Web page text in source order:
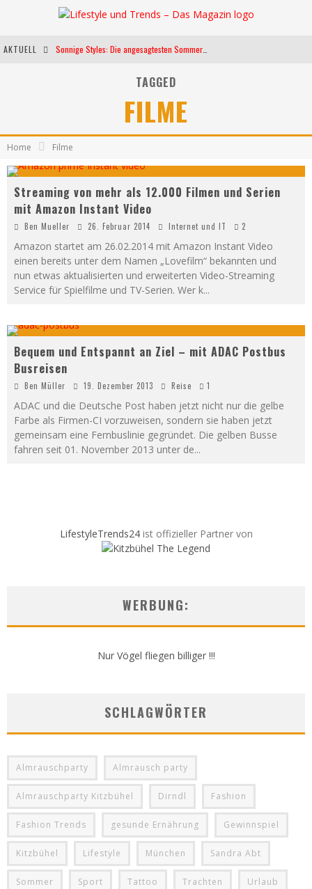
AKTUELL
Weltfrauentag - Eine Feier der Weiblichkeit
Kann unsere Ernährung das biologische Altern verlangsamen?
TAGGED
FILME
Home Filme
Streaming von mehr als 12.000 Filmen und Serien
mit Amazon Instant Video
Ben Mueller 26. Februar 2014 Internet und IT 2
Amazon startet am 26.02.2014 mit Amazon Instant Video
einen bereits unter dem Namen „Lovefilm“ bekannten und
nun etwas aktualisierten und erweiterten Video-Streaming
Service für Spielfilme und TV-Serien. Wer k...
Bequem und Entspannt an Ziel – mit ADAC Postbus
Busreisen
Ben Müller 19. Dezember 2013 Reise 1
ADAC und die Deutsche Post haben jetzt nicht nur die gelbe
Farbe als Firmen-CI vorzuweisen, sondern sie haben jetzt
gemeinsam eine Fernbuslinie gegründet. Die gelben Busse
fahren seit 01. November 2013 unter de...
LifestyleTrends24ist offizieller Partner von
WERBUNG:
Nur Vögel fliegen billiger !!!
SCHLAGWÖRTER
Almrauschparty Almrausch party
Almrauschparty Kitzbühel Dirndl Fashion
Fashion Trends gesunde Ernährung Gewinnspiel
Kitzbühel Lifestyle München Sandra Abt
Sommer Sport Tattoo Trachten Urlaub